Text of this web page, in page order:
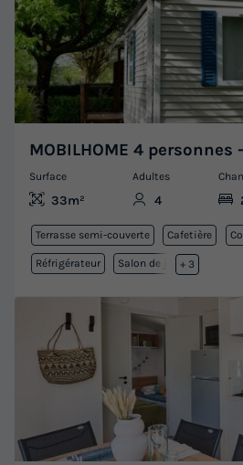
MOBILHOME 4
Surface
33m²
Adultes
4
Terrasse semi-couverte Cafetière
Réfrigérateur Salon de jardin
+ 3